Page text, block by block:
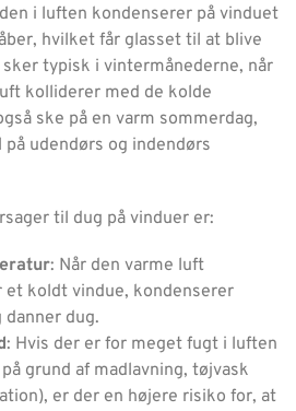
i luften kondenserer på vinduet
hvilket får glasset til at blive
typisk i vintermånederne, når
kolliderer med de kolde
ske på en varm sommerdag,
udendørs og indendørs
til dug på vinduer er:
: Når den varme luft
et koldt vindue, kondenserer
dug.
: Hvis der er for meget fugt i luften
grund af madlavning, tøjvask
er der en højere risiko for, at